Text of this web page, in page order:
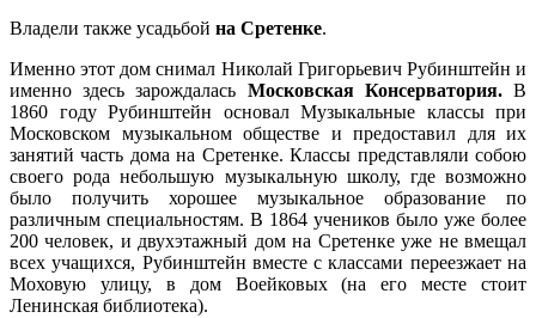
Владели также усадьбой на Сретенке.
Именно этот дом снимал Николай Григорьевич Рубинштейн и
именно здесь зарождалась Московская Консерватория.В
1860 году Рубинштейн основал Музыкальные классы при
Московском музыкальном обществе и предоставил для их
занятий часть дома на Сретенке. Классы представляли собою
своего рода небольшую музыкальную школу, где возможно
было получить хорошее музыкальное образование по
различным специальностям. В 1864 учеников было уже более
200 человек, и двухэтажный дом на Сретенке уже не вмещал
всех учащихся, Рубинштейн вместе с классами переезжает на
Моховую улицу, в дом Воейковых (на его месте стоит
Ленинская библиотека).